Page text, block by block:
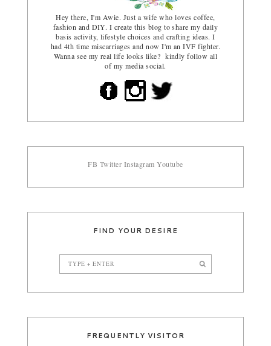
Hey there, I'm Awie. Just a wife who loves coffee,
fashion and DIY. I create this blog to share my daily
basis activity, lifestyle choices and crafting ideas. I
had 4th time miscarriages and now I'm an IVF fighter.
Wanna see my real life looks like? kindly follow all
of my media social.
FB Twitter Instagram Youtube
FIND YOUR DESIRE
FREQUENTLY VISITOR